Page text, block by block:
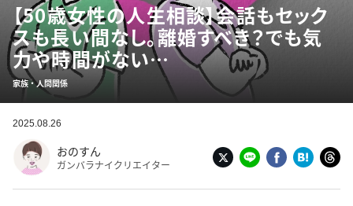
【50歳女性の人生相談】会話もセック
スも長い間なし。離婚すべき？でも気
力や時間がない…
家族・人間関係
2025.08.26
おのすん
ガンバラナイクリエイター